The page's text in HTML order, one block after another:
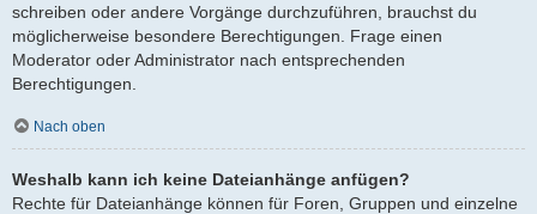
schreiben oder andere Vorgänge durchzuführen, brauchst du
möglicherweise besondere Berechtigungen. Frage einen
Moderator oder Administrator nach entsprechenden
Berechtigungen.
Nach oben
Weshalb kann ich keine Dateianhänge anfügen?
Rechte für Dateianhänge können für Foren, Gruppen und einzelne